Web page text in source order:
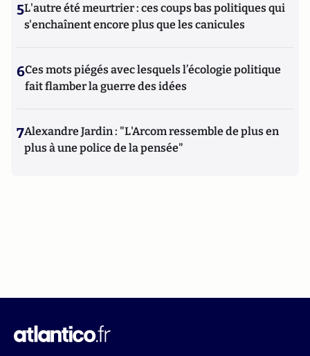
5L'autre été meurtrier : ces coups bas politiques qui
s'enchaînent encore plus que les canicules
6Ces mots piégés avec lesquels l’écologie politique
fait flamber la guerre des idées
7Alexandre Jardin : "L'Arcom ressemble de plus en
plus à une police de la pensée"